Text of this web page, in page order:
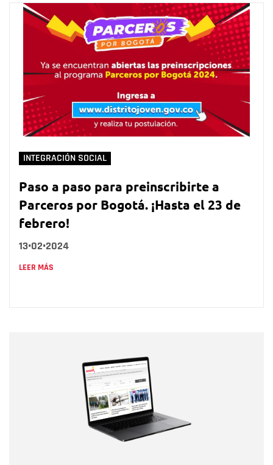
INTEGRACIÓN SOCIAL
Paso a paso para preinscribirte a
Parceros por Bogotá. ¡Hasta el 23 de
febrero!
13•02•2024
LEER MÁS
Correo electrónico
Tipo de comentario